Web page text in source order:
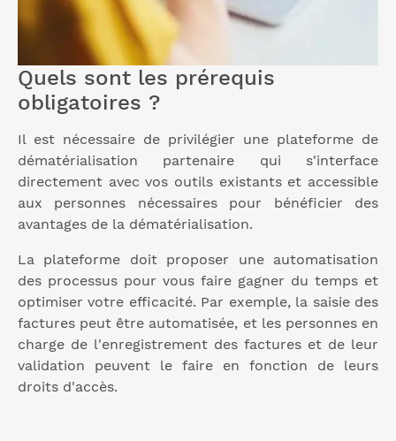
Quels sont les prérequis
obligatoires ?
Il est nécessaire de privilégier une plateforme de
dématérialisation partenaire qui s'interface
directement avec vos outils existants et accessible
aux personnes nécessaires pour bénéficier des
avantages de la dématérialisation.
La plateforme doit proposer une automatisation
des processus pour vous faire gagner du temps et
optimiser votre efficacité. Par exemple, la saisie des
factures peut être automatisée, et les personnes en
charge de l'enregistrement des factures et de leur
validation peuvent le faire en fonction de leurs
droits d'accès.